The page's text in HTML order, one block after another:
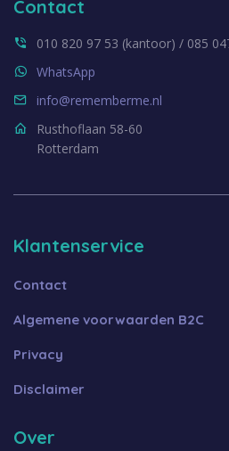
Contact
010 820 97 53 (kantoor) / 085
WhatsApp
info@rememberme.nl
Rusthoflaan 58-60
Rotterdam
Klantenservice
Contact
Algemene voorwaarden B2C
Privacy
Disclaimer
Over